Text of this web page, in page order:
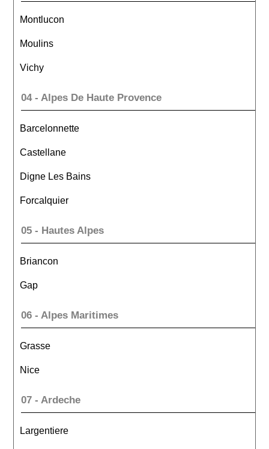
Montlucon
Moulins
Vichy
04 - Alpes De Haute Provence
Barcelonnette
Castellane
Digne Les Bains
Forcalquier
05 - Hautes Alpes
Briancon
Gap
06 - Alpes Maritimes
Grasse
Nice
07 - Ardeche
Largentiere